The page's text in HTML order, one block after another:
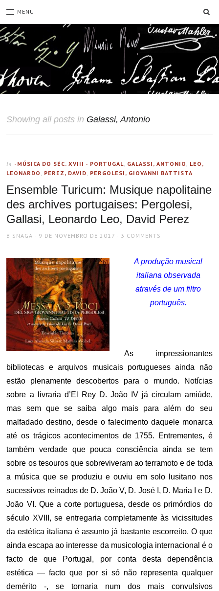
MENU
Showing all posts in Galassi, Antonio
In -MÚSICA DO SÉC. XVIII - PORTUGAL, GALASSI, ANTONIO , LEO,
LEONARDO , PEREZ, DAVID, PERGOLESI, GIOVANNI BATTISTA
Ensemble Turicum: Musique napolitaine
des archives portugaises: Pergolesi,
Gallasi, Leonardo Leo, David Perez
AUTHOR
BISNAGA
POSTED
9 DE NOVEMBRO DE 2017 3 COMMENTS
A produção musical
italiana observada
através de um filtro
português.
As impressionantes
bibliotecas e arquivos musicais portugueses ainda não
estão plenamente descobertos para o mundo. Notícias
sobre a livraria d’El Rey D. João IV já circulam amiúde,
mas sem que se saiba algo mais para além do seu
malfadado destino, desde o falecimento daquele monarca
até os trágicos acontecimentos de 1755. Entrementes, é
também verdade que pouca consciência ainda se tem
sobre os tesouros que sobreviveram ao terramoto e de toda
a música que se produziu e ouviu em solo lusitano nos
sucessivos reinados de D. João V, D. José I, D. Maria I e D.
João VI. Que a corte portuguesa, desde os primórdios do
século XVIII, se entregaria completamente às vicissitudes
da estética italiana é assunto já bastante escorreito. O que
ainda escapa ao interesse da musicologia internacional é o
facto de que Portugal, por conta desta dependência
estética — facto que por si só não representa qualquer
demérito -, se tornaria num dos mais convulsivos